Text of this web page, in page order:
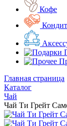
Кофе
Главная страница
Каталог
Чай
Чай Ти Грейт